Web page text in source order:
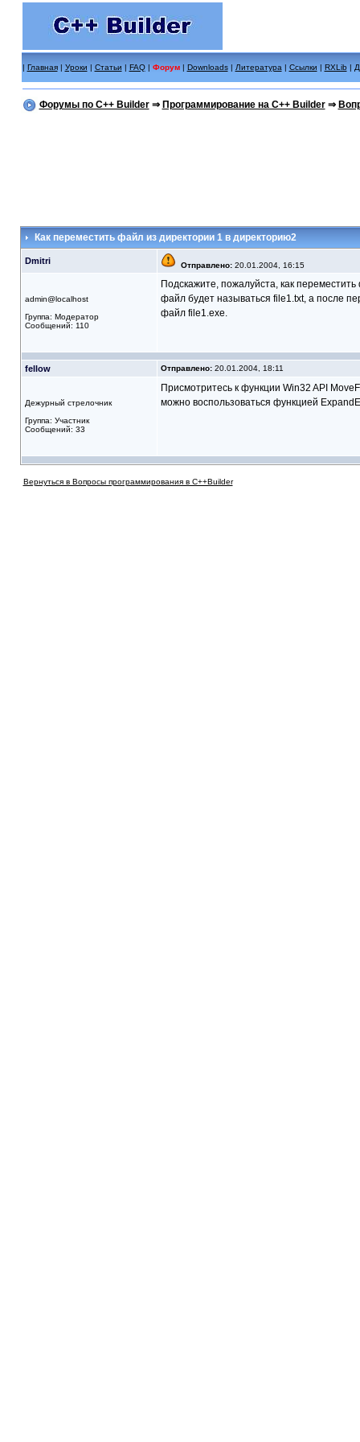
| Главная| Уроки | Статьи | FAQ| Форум | Downloads| Литература | Ссылки | RXLib |
Форумы по C++ Builder⇒ Программирование на C++ Builder⇒
Как переместить файл из директории 1 в директорию2
Dmitri Отправлено:20.01.2004, 16:15
admin@localhost
Группа: Модератор
Сообщений: 110
Подскажите, пожалуйста, как
файл будет называться file1.txt, а после
файл file1.exe.
fellow Отправлено:20.01.2004, 18:11
Дежурный стрелочник
Группа: Участник
Сообщений: 33
Присмотритесь к функции Win32 API
можно воспользоваться функцией
Вернуться в Вопросы программирования в C++Builder